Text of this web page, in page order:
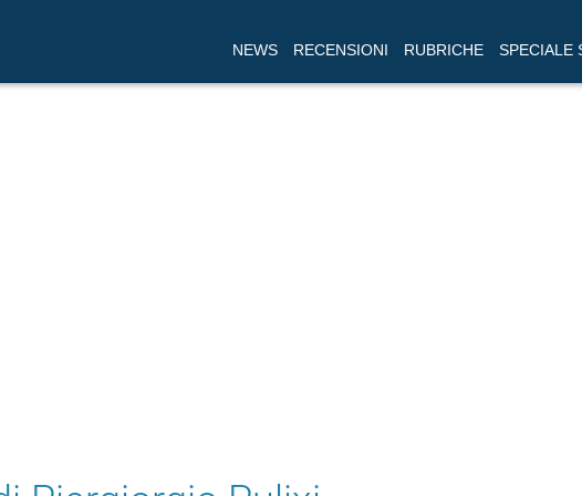
NEWS RECENSIONI RUBRICHE SPECIALE